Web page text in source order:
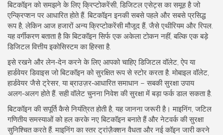
बिटकॉइन को समझने के लिएक्रिप्टोकरेंसी,डिजिटल एसेट्स का समूह है जो
एन्क्रिप्शन पर आधारित होते हैं. बिटकॉइन इनकी सबसे पहले और सबसे प्रसिद्ध
रूप है, लेकिन आज हजारों अन्य क्रिप्टोकरेंसी मौजूद हैं, जैसे एथीरियम और रिपल.
यह वर्गीकरण बताता है कि बिटकॉइन सिर्फ एक अकेला टोकन नहीं, बल्कि एक बड़े
डिजिटल वित्तीय इकोसिस्टम का हिस्सा है.
इसे रखने और लेन‑देन करने के लिए आपको चाहिएडिजिटल वॉलेट,ऐप या
हार्डवेयर डिवाइस जो बिटकॉइन को सुरक्षित रूप से स्टोर करता है. मोबाइल वॉलेट,
हार्डवेयर जैसे ट्रेसर, या ब्राउज़र‑आधारित समाधान – सबकी सुरक्षा उपाय
अलग‑अलग होते हैं. सही वॉलेट चुनना निवेश की सुरक्षा में बड़ा फर्क डाल सकता है.
बिटकॉइन की सपूर्ति कैसे नियंत्रित होती है, यह जानना जरूरी है।माइनिंग,जटिल
गणितीय समस्याओं को हल करके नए बिटकॉइन बनाते हैं और नेटवर्क की सुरक्षा
सुनिश्चित करते हैं. माइनिंग का स्तर ट्रांज़ैक्शन वैधता और नई कॉइन जारी करने